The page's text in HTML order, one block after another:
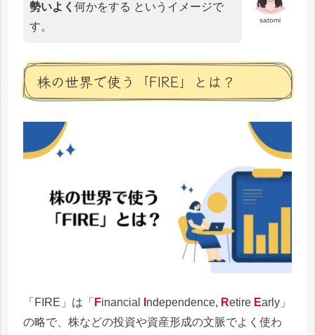
satomi
勢いよく 何かをする というイメージで
す。
株の世界で使う「FIRE」とは？
「FIRE」は「 Financial ndependence, Retire Early」
の略で、株などの投資や資産形成の文脈でよく使わ